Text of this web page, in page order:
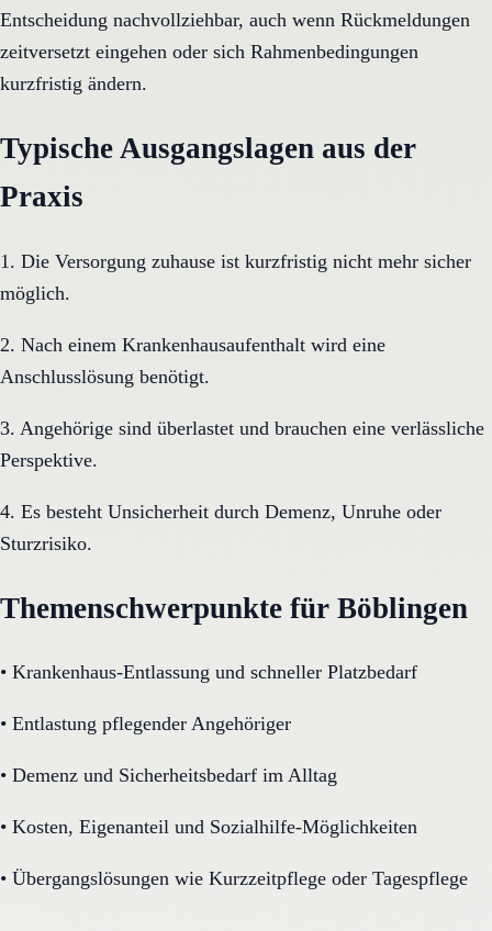
Entscheidung nachvollziehbar, auch wenn Rückmeldungen
zeitversetzt eingehen oder sich Rahmenbedingungen
kurzfristig ändern.
Typische Ausgangslagen aus der
Praxis
1. Die Versorgung zuhause ist kurzfristig nicht mehr sicher
möglich.
2. Nach einem Krankenhausaufenthalt wird eine
Anschlusslösung benötigt.
3. Angehörige sind überlastet und brauchen eine verlässliche
Perspektive.
4. Es besteht Unsicherheit durch Demenz, Unruhe oder
Sturzrisiko.
Themenschwerpunkte für Böblingen
• Krankenhaus-Entlassung und schneller Platzbedarf
• Entlastung pflegender Angehöriger
• Demenz und Sicherheitsbedarf im Alltag
• Kosten, Eigenanteil und Sozialhilfe-Möglichkeiten
• Übergangslösungen wie Kurzzeitpflege oder Tagespflege